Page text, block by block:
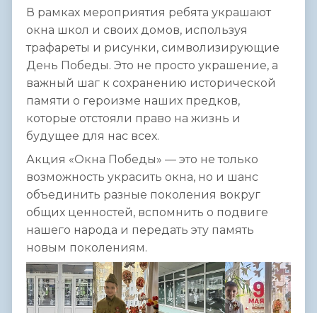
В рамках мероприятия ребята украшают
окна школ и своих домов, используя
трафареты и рисунки, символизирующие
День Победы. Это не просто украшение, а
важный шаг к сохранению исторической
памяти о героизме наших предков,
которые отстояли право на жизнь и
будущее для нас всех.
Акция «Окна Победы» — это не только
возможность украсить окна, но и шанс
объединить разные поколения вокруг
общих ценностей, вспомнить о подвиге
нашего народа и передать эту память
новым поколениям.